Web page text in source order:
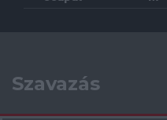
Szavazás